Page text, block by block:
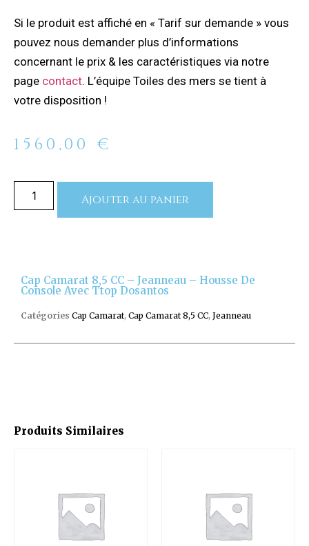
Si le produit est affiché en « Tarif sur demande » vous
pouvez nous demander plus d’informations
concernant le prix & les caractéristiques via notre
page contact. L’équipe Toiles des mers se tient à
votre disposition !
1560,00€
Ajouter au panier
Produits Similaires
Cap Camarat 8,5 CC – Jeanneau – Housse De
Console Avec Ttop Dosantos
Catégories Cap Camarat, Cap Camarat 8,5 CC, Jeanneau